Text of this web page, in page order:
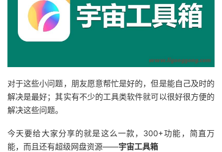
对于这些小问题，朋友愿意帮忙是好的，但是能自己及时的
解决是最好；其实有不少的工具类软件就可以很好很方便的
解决这些问题。
今天要给大家分享的就是这么一款，300+功能，简直万
能，而且还有超级网盘资源——宇宙工具箱